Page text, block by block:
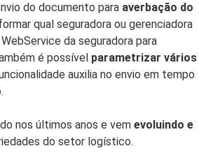
do documento para averbação do
qual seguradora ou gerenciadora
da seguradora para
é possível parametrizar vários
auxilia no envio em tempo
nos últimos anos e vem evoluindo e
do setor logístico.